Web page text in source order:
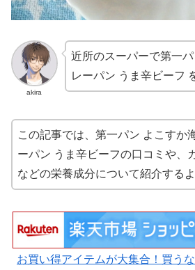
akira
近所のスーパーで第一
レーパン うま辛ビーフ
この記事では、第一パン よこすか
ーパン うま辛ビーフの口コミや、
などの栄養成分について紹介するよ
お買い得アイテムが大集合！買う